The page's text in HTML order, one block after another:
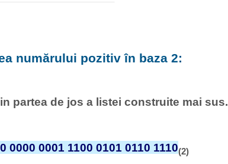
numărului pozitiv în baza 2:
partea de jos a listei construite mai sus.
0000 0001 1100 0101 0110 1110(2)